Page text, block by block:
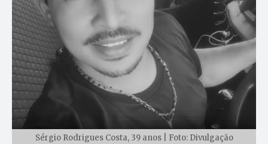
Sérgio Rodrigues Costa, 39 anos | Foto: Divulgação